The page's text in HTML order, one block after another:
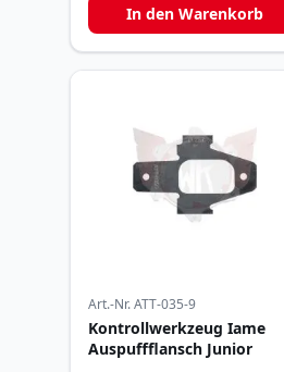
In den Warenkorb
Art.-Nr.ATT-035-9
Kontrollwerkzeug Iame
Auspuffflansch Junior